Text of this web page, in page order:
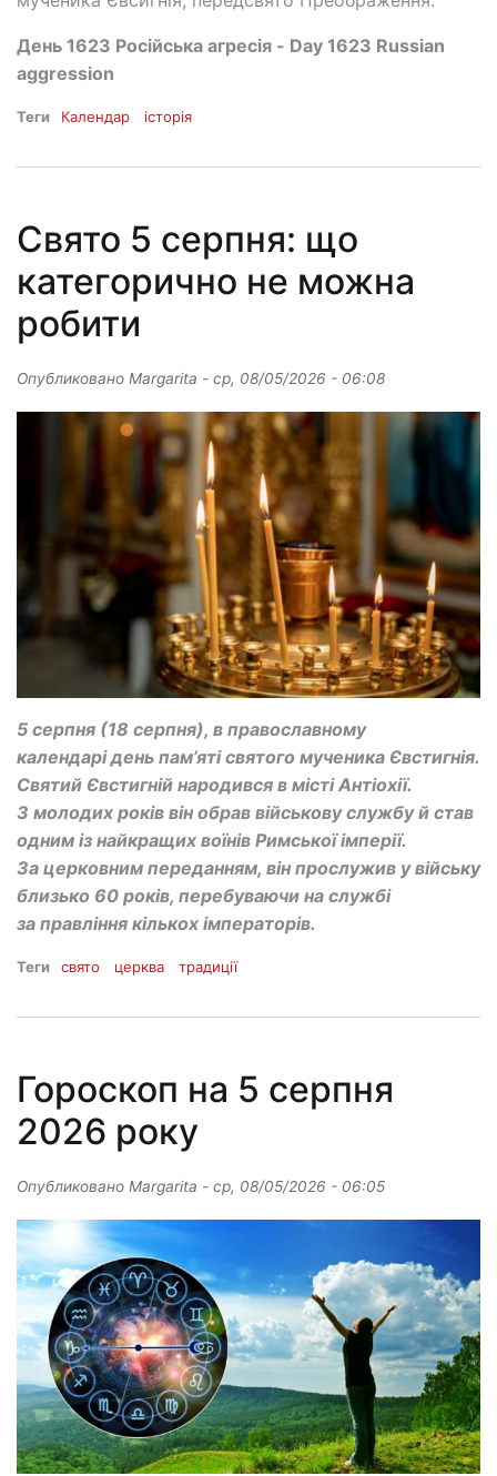
День 1623 Російська агресія - Day 1623 Russian
aggression
Теги Календар історія
Свято 5 серпня: що
категорично не можна
робити
Опубликовано Margarita - ср, 08/05/2026 - 06:08
5 серпня (18 серпня), в православному
календарі день пам’яті святого мученика Євстигнія.
Святий Євстигній народився в місті Антіохії.
З молодих років він обрав військову службу й став
одним із найкращих воїнів Римської імперії.
За церковним переданням, він прослужив у війську
близько 60 років, перебуваючи на службі
за правління кількох імператорів.
Теги свято церква традиції
Гороскоп на 5 серпня
2026 року
Опубликовано Margarita - ср, 08/05/2026 - 06:05